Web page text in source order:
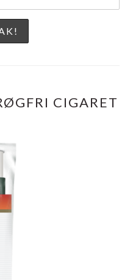
CIGARET